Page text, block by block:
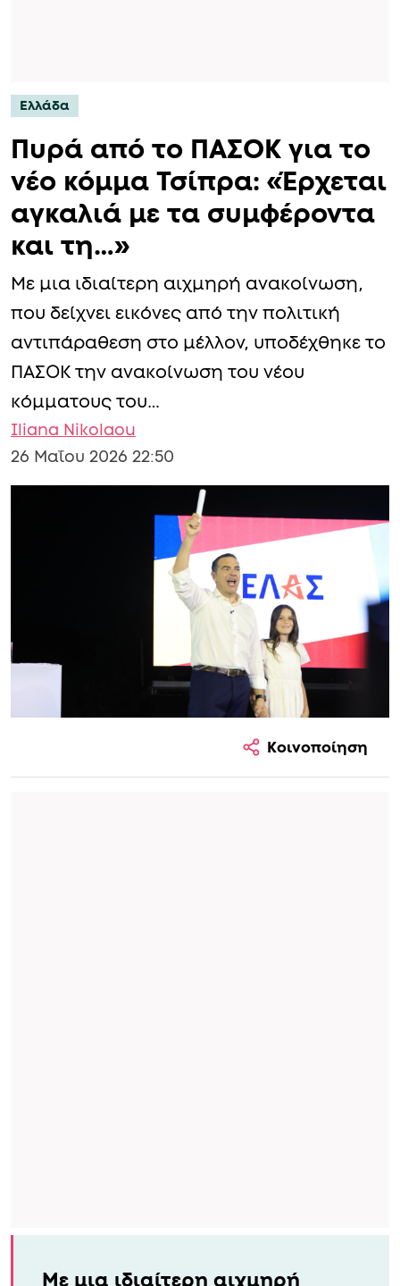
Ελλάδα
Πυρά από το ΠΑΣΟΚ για το
νέο κόμμα Τσίπρα: «Έρχεται
αγκαλιά με τα συμφέροντα
και τη…»
Με μια ιδιαίτερη αιχμηρή ανακοίνωση,
που δείχνει εικόνες από την πολιτική
αντιπάραθεση στο μέλλον, υποδέχθηκε το
ΠΑΣΟΚ την ανακοίνωση του νέου
κόμματους του…
Iliana Nikolaou
26 Μαΐου 2026 22:50
Κοινοποίηση
Με μια ιδιαίτερη αιχμηρή